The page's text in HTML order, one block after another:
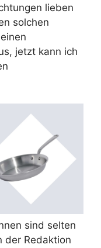
lieben
solchen
jetzt kann ich
sind selten
der Redaktion